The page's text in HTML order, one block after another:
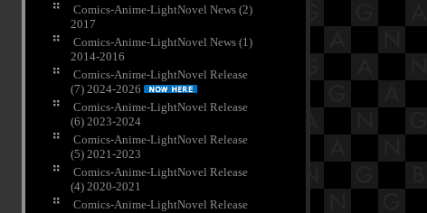
Comics-Anime-LightNovel News (2)
2017
Comics-Anime-LightNovel News (1)
2014-2016
Comics-Anime-LightNovel Release
(7) 2024-2026
Comics-Anime-LightNovel Release
(6) 2023-2024
Comics-Anime-LightNovel Release
(5) 2021-2023
Comics-Anime-LightNovel Release
(4) 2020-2021
Comics-Anime-LightNovel Release